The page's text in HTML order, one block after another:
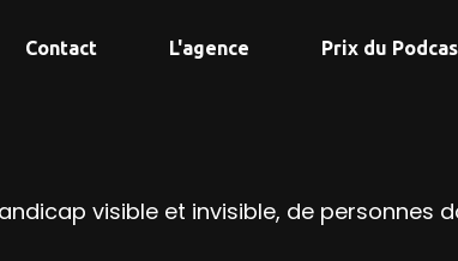
Contact L'agence Prix du
visible et invisible, de